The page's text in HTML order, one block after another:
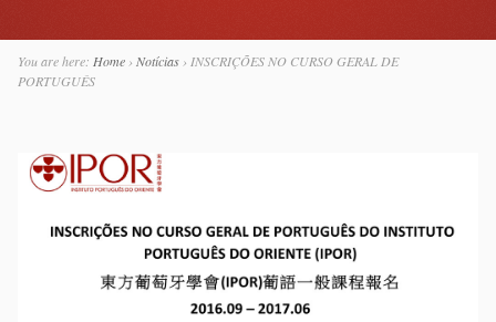
You are here: Home› Notícias› INSCRIÇÕES NO CURSO GERAL DE
PORTUGUÊS